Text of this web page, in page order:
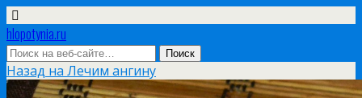
hlopotynia.ru
Назад на Лечим ангину